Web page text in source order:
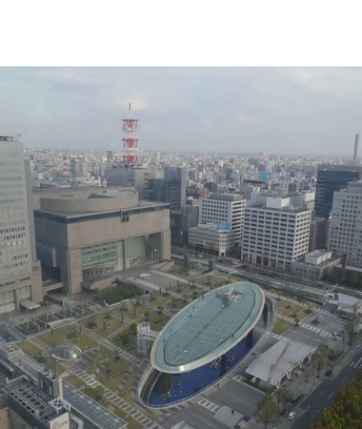
生河（Klang River）交汇处。美术馆将利用经过改
该机构由律师尚蒂·坎迪亚（Shanthi Kandiah）与
私募股权投资人布拉马尔·瓦苏德万（Brahmal
Vasudevan）共同创立，并由两人于2010年成立的
马来西亚非营利组织Creador Foundation负责运
营。
在新职位上，Yee将运用其策划现当代艺术展览的
丰富经验，负责Muara Arts的展览规划、空间布局
及整体艺术发展方向。11月1日，Muara Arts将以
群展“东南亚艺术 A-Z：一部批判性词典”（A–Z of
Southeast Asian Art: A Critical Dictionary） 正式向
公众开放。展览将汇集40余位艺术家的作品，涵盖
纺织、装置、影像、绘画、雕塑等多种创作媒介。